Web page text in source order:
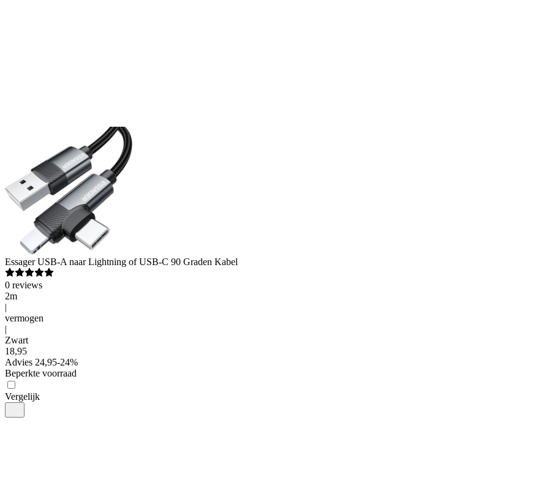
Essager USB-A naar Lightning of USB-C 90 Graden Kabel
0 reviews
2m
|
vermogen
|
Zwart
18,95
Advies 24,95-24%
Beperkte voorraad
Vergelijk